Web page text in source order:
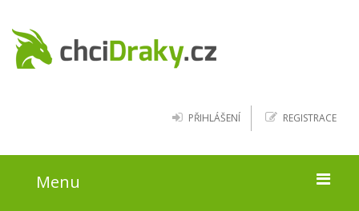
PŘIHLÁŠENÍ REGISTRACE
Menu